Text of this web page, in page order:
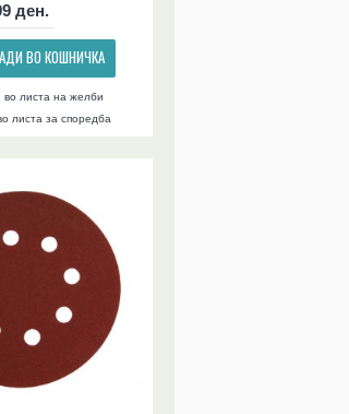
ден.
ВО КОШНИЧКА
во листа на желби
листа за споредба